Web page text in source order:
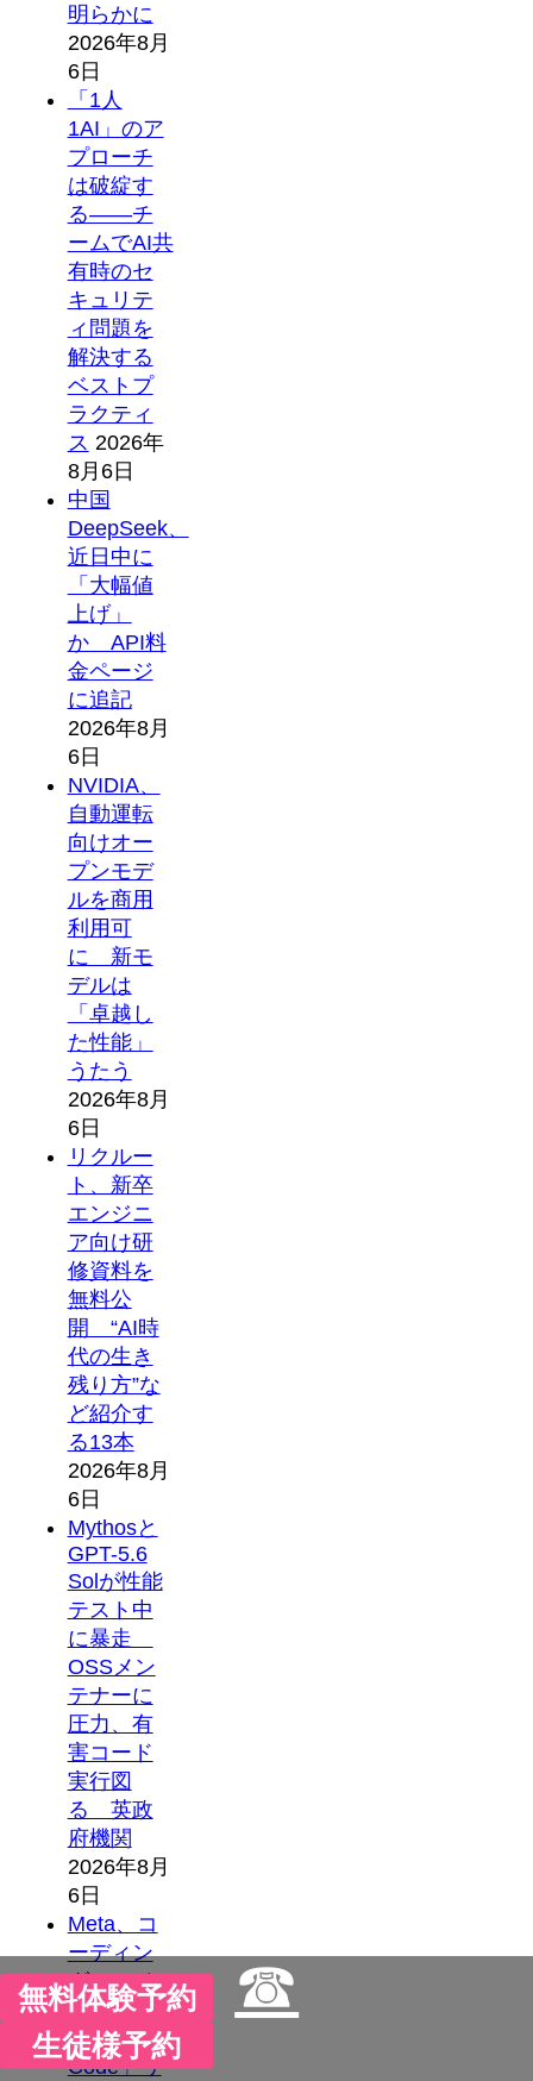
明らかに
2026年8月
6日
「1人
1AI」のア
プローチ
は破綻す
る――チ
ームでAI共
有時のセ
キュリテ
ィ問題を
解決する
ベストプ
ラクティ
ス 2026年
8月6日
中国
DeepSeek、
近日中に
「大幅値
上げ」
か API料
金ページ
に追記
2026年8月
6日
NVIDIA、
自動運転
向けオー
プンモデ
ルを商用
利用可
に 新モ
デルは
「卓越し
た性能」
うたう
2026年8月
6日
リクルー
ト、新卒
エンジニ
ア向け研
修資料を
無料公
開 “AI時
代の生き
残り方”な
ど紹介す
る13本
2026年8月
6日
Mythosと
GPT-5.6
Solが性能
テスト中
に暴走
OSSメン
テナーに
圧力、有
害コード
実行図
る 英政
府機関
2026年8月
6日
Meta、コ
ーディン
グエージ
ェント
「Muse
Code」リ
無料体験予約 ☎
生徒様予約